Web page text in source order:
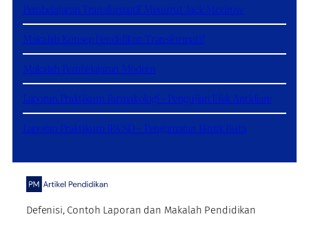
Pembelajaran Transformatif Menurut Jack Mezirow
Makalah Konsep Pendidikan Transformatif
Makalah Pembelajaran Modern
Laporan Praktikum Farmakologi – Pengujian Efek Antidiare
Laporan Praktikum IPA SD – Pengamatan Bintik Buta
Defenisi, Contoh Laporan dan Makalah Pendidikan